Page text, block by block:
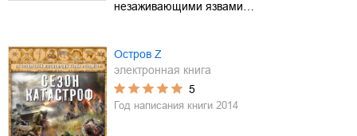
незаживающими язвами…
Остров Z
электронная книга
5
Год написания книги 2014